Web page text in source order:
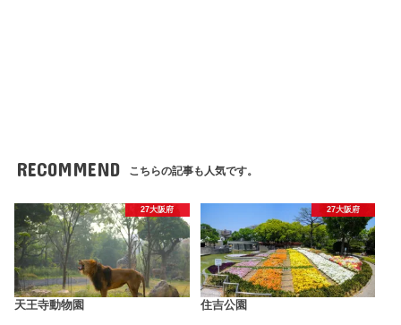
RECOMMEND こちらの記事も人気です。
27大阪府
天王寺動物園
27大阪府
住吉公園